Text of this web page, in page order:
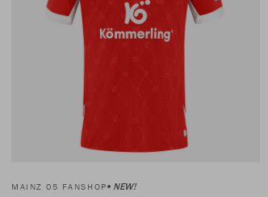
MAINZ 05 FANSHOP NEW!